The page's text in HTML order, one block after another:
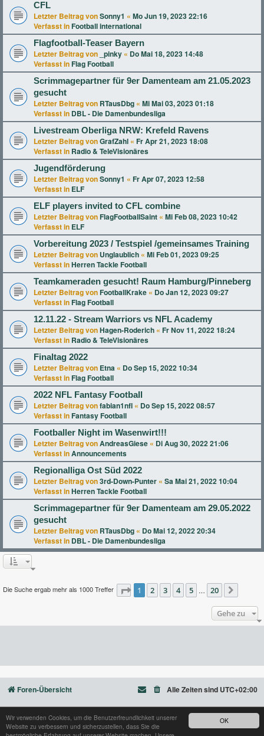
OK
Wir verwenden Cookies, um die Benutzerfreundlichkeit unserer
Website zu verbessern und sicherzustellen, dass Sie die
CFL
Letzter Beitrag vonSonny1 « Mo Jun 19, 2023 22:16
Verfasst in Football international
Flagfootball-Teaser Bayern
Letzter Beitrag von _pinky « Do Mai 18, 2023 14:48
Verfasst in Flag Football
Scrimmagepartner für 9er Damenteam am 21.05.2023
gesucht
Letzter Beitrag von RTausDbg « Mi Mai 03, 2023 01:18
Verfasst in DBL - Die Damenbundesliga
Livestream Oberliga NRW: Krefeld Ravens
Letzter Beitrag vonGrafZahl « Fr Apr 21, 2023 18:08
Verfasst in Radio & TeleVisionäres
Jugendförderung
Letzter Beitrag vonSonny1 « Fr Apr 07, 2023 12:58
Verfasst in ELF
ELF players invited to CFL combine
Letzter Beitrag von FlagFootballSaint « Mi Feb 08, 2023 10:42
Verfasst in ELF
Vorbereitung 2023 / Testspiel /gemeinsames Training
Letzter Beitrag von Unglaublich « Mi Feb 01, 2023 09:25
Verfasst inHerren Tackle Football
Teamkameraden gesucht! Raum Hamburg/Pinneberg
Letzter Beitrag von FootballKrake « Do Jan 12, 2023 09:27
Verfasst in Flag Football
12.11.22 - Stream Warriors vs NFL Academy
Letzter Beitrag vonHagen-Roderich « Fr Nov 11, 2022 18:24
Verfasst in Radio & TeleVisionäres
Finaltag 2022
Letzter Beitrag von Etna « Do Sep 15, 2022 10:34
Verfasst in Flag Football
2022 NFL Fantasy Football
Letzter Beitrag vonfabian1nfl « Do Sep 15, 2022 08:57
Verfasst in Fantasy Football
Footballer Night im Wasenwirt!!!
Letzter Beitrag vonAndreasGiese « Di Aug 30, 2022 21:06
Verfasst inAnnouncements
Regionalliga Ost Süd 2022
Letzter Beitrag von3rd-Down-Punter « Sa Mai 21, 2022 10:04
Verfasst inHerren Tackle Football
Scrimmagepartner für 9er Damenteam am 29.05.2022
gesucht
Letzter Beitrag von RTausDbg « Do Mai 12, 2022 20:34
Verfasst in DBL - Die Damenbundesliga
Die Suche ergab mehr als 1000 Treffer Seite1 von 20
1 2 3 4 5 … 20
Gehe zu
Foren-Übersicht Alle Zeiten sind UTC+02:00
Powered byphpBB® Forum Software © phpBB Limited